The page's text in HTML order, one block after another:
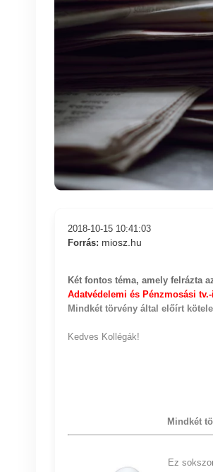
2018-10-15 10:41:03
Forrás: miosz.hu
Két fontos téma, amely felrázta
Adatvédelemi és Pénzmosási
Mindkét törvény által előírt
Kedves Kollégák!
Mindkét
Ez